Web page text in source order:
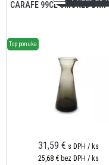
CARAFE 99CL SMOKED DRIP
Top ponuka
31,59 € s DPH / ks
25,68 € bez DPH / ks